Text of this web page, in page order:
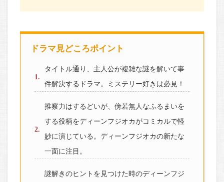
ドラマ見どころポイント
タイトル通り、主人公が複雑な謎を解いて事
件解決するドラマ。ミステリー好きは必見！
推察力はするどいが、傍若無人なふるまいを
する役柄をディーンフジオカがコミカルで軽
妙に演じている。ディーンフジオカの新たな
一面に注目。
謎解きのヒントを見つけた時のディーンフジ